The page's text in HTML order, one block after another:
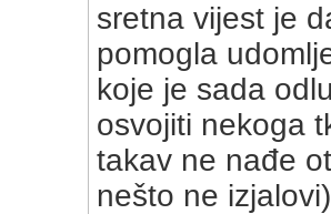
sretna vijest je
pomogla
koje je sada
osvojiti nekoga
takav ne nađe
nešto ne izjalovi)